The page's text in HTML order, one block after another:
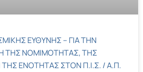
ΕΥΘΥΝΗΣ – ΓΙΑ ΤΗΝ
ΤΗΣ ΝΟΜΙΜΟΤΗΤΑΣ, ΤΗΣ
ΤΗΣ ΕΝΟΤΗΤΑΣ ΣΤΟΝ Π.Ι.Σ. / Α.Π.